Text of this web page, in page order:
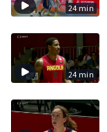
24 min
24 min